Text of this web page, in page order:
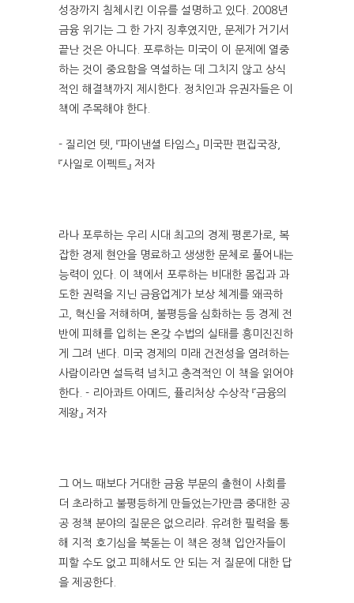
성장까지 침체시킨 이유를 설명하고 있다. 2008년
금융 위기는 그 한 가지 징후였지만, 문제가 거기서
끝난 것은 아니다. 포루하는 미국이 이 문제에 열중
하는 것이 중요함을 역설하는 데 그치지 않고 상식
적인 해결책까지 제시한다. 정치인과 유권자들은 이
책에 주목해야 한다.
- 질리언 텟, 『파이낸셜 타임스』 미국판 편집국장,
『사일로 이펙트』 저자
라나 포루하는 우리 시대 최고의 경제 평론가로, 복
잡한 경제 현안을 명료하고 생생한 문체로 풀어내는
능력이 있다. 이 책에서 포루하는 비대한 몸집과 과
도한 권력을 지닌 금융업계가 보상 체계를 왜곡하
고, 혁신을 저해하며, 불평등을 심화하는 등 경제 전
반에 피해를 입히는 온갖 수법의 실태를 흥미진진하
게 그려 낸다. 미국 경제의 미래 건전성을 염려하는
사람이라면 설득력 넘치고 충격적인 이 책을 읽어야
한다. - 리아콰트 아메드, 퓰리처상 수상작 『금융의
제왕』 저자
그 어느 때보다 거대한 금융 부문의 출현이 사회를
더 초라하고 불평등하게 만들었는가만큼 중대한 공
공 정책 분야의 질문은 없으리라. 유려한 필력을 통
해 지적 호기심을 북돋는 이 책은 정책 입안자들이
피할 수도 없고 피해서도 안 되는 저 질문에 대한 답
을 제공한다.